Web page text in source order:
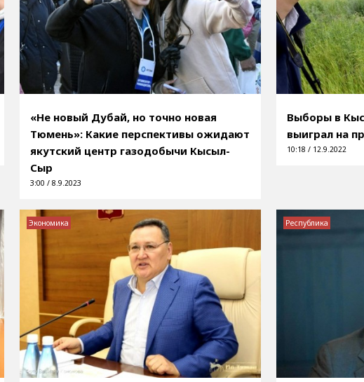
«Не новый Дубай, но точно новая
Тюмень»: Какие перспективы ожидают
якутский центр газодобычи Кысыл-
Сыр
3:00 / 8.9.2023
Выборы в
выиграл на
10:18 / 12.9.2022
Экономика Республика